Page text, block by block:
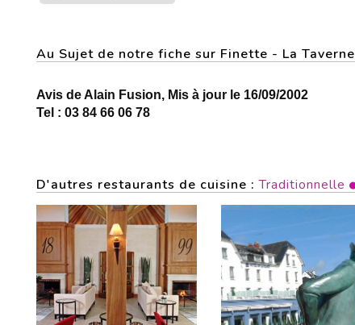
Au Sujet de notre fiche sur Finette - La
Avis de Alain Fusion, Mis à jour le 16/09/2002
Tel : 03 84 66 06 78
D'autres restaurants de cuisine :Traditionnelle